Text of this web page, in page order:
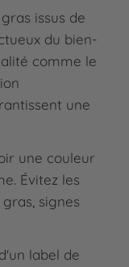
issus de
du bien-
comme le
une
une couleur
Évitez les
signes
label de